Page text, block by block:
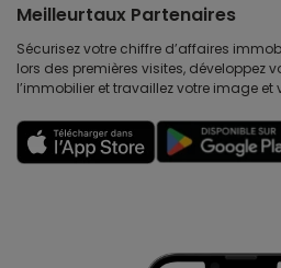
Meilleurtaux Partenaires
Sécurisez votre chiffre d’affaires
lors des premières visites, développez
l’immobilier et travaillez votre image et